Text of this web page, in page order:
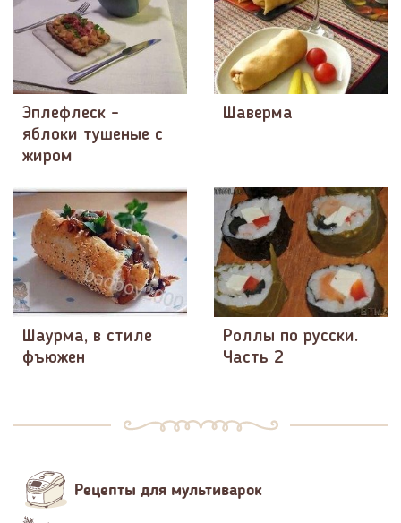
Эплефлеск -
яблоки тушеные с
жиром
Шаверма
Шаурма, в стиле
фъюжен
Роллы по русски.
Часть 2
Рецепты для мультиварок